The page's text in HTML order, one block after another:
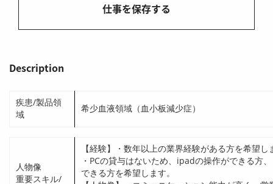
仕事を保存する
Description
疾患/製品領
域
希少血液領域（血小板減少症）
人物像
重要スキル/
【経験】・数年以上の業界経験がある方を希望し
・PCの貸与はないため、ipadの操作ができる方
できる方を希望します。